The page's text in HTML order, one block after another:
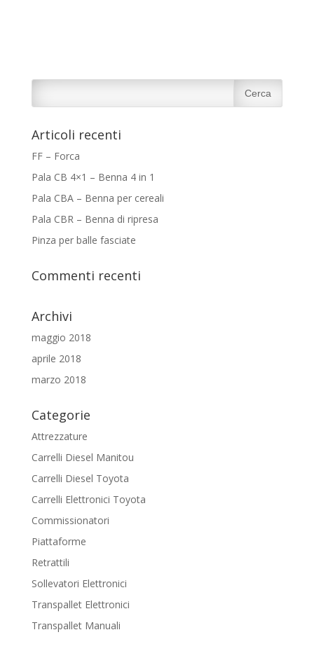
Articoli recenti
FF – Forca
Pala CB 4×1 – Benna 4 in 1
Pala CBA – Benna per cereali
Pala CBR – Benna di ripresa
Pinza per balle fasciate
Commenti recenti
Archivi
maggio 2018
aprile 2018
marzo 2018
Categorie
Attrezzature
Carrelli Diesel Manitou
Carrelli Diesel Toyota
Carrelli Elettronici Toyota
Commissionatori
Piattaforme
Retrattili
Sollevatori Elettronici
Transpallet Elettronici
Transpallet Manuali